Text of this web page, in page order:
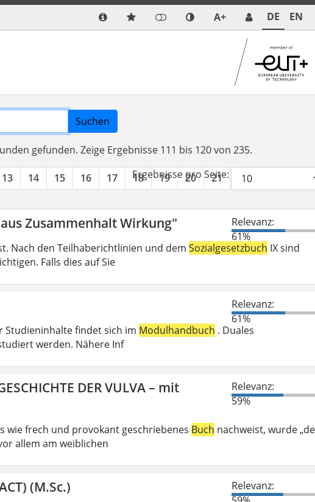
A+ DE EN
Suchen
gefunden. Zeige Ergebnisse 111 bis 120 von 235.
13 14 15 16 17 18 19 20 21 22
Ergebnisse pro Seite:
Zusammenhalt Wirkung"
Relevanz:
61%
Nach den Teilhaberichtlinien und dem Sozialgesetzbuch IX sind
Falls dies auf Sie
Relevanz:
61%
Studieninhalte findet sich im Modulhandbuch . Duales
werden. Nähere Inf
DER VULVA – mit
Relevanz:
59%
wie frech und provokant geschriebenes Buch nachweist, wurde
allem am weiblichen
(M.Sc.)
Relevanz: